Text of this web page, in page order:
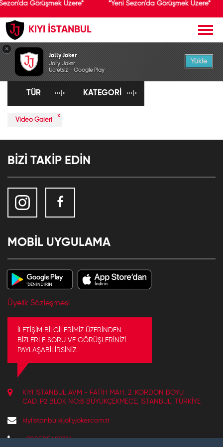
Görüşmek Üzere* *Yeni Sezon'da Görüşmek Üzere*
KIYI İSTANBUL
KEŞFET
TÜR KATEGORI
Video Galeri
x
BİZİ TAKİP EDİN
MOBİL UYGULAMA
Üyelik Sözleşmesi
İLETİŞİM BİLGİLERİMİZ ÜZERİNDEN
BİZLERLE SORU VE GÖRÜŞLERİNİZİ
PAYLAŞABİLİRSİNİZ.
KIYI İSTANBUL AVM - FATIH MAH. 2. KORDON BOYU
CAD. P2 BLOK NO:8 BÜYÜKÇEKMECE, İSTANBUL, TÜRKIYE
kiyiistanbul@jollyjoker.com.tr
+908505490124
×
Jolly Joker
Jolly Joker
Ücretsiz - Google Play
Yükle